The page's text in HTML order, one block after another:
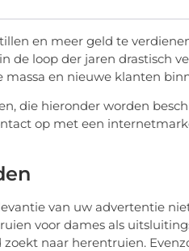
en meer geld te
loop der jaren drastisch
en nieuwe klanten
die hieronder worden
op met een
van uw advertentie
voor dames als
naar herentruien.